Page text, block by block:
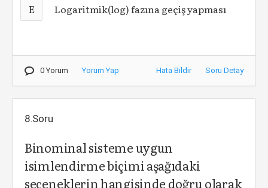
E Logaritmik(log) fazına geçiş yapması
0 Yorum Yorum Yap Hata Bildir Soru Detay
8.Soru
Binominal sisteme uygun
isimlendirme biçimi aşağıdaki
seçeneklerin hangisinde doğru olarak